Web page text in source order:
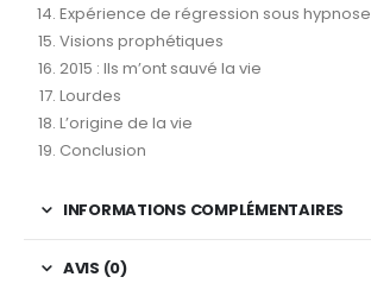
Expérience de régression sous hypnose
Visions prophétiques
2015 : Ils m’ont sauvé la vie
Lourdes
L’origine de la vie
Conclusion
INFORMATIONS COMPLÉMENTAIRES
AVIS (0)